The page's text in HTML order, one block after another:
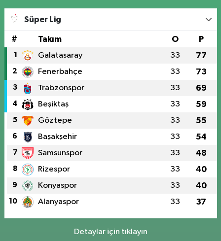
Süper Lig
# Takım O P
1 Galatasaray 33 77
2 Fenerbahçe 33 73
3 Trabzonspor 33 69
4 Beşiktaş 33 59
5 Göztepe 33 55
6 Başakşehir 33 54
7 Samsunspor 33 48
8 Rizespor 33 40
9 Konyaspor 33 40
10 Alanyaspor 33 37
Detaylar için tıklayın